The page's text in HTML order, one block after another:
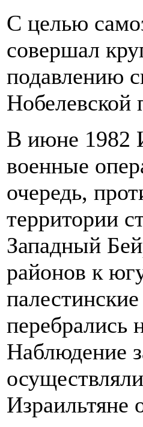
С целью
совершал
подавлению
В июне 1982
военные
очередь,
территории
Западный
районов к
перебрались
Наблюдение
Израильтяне